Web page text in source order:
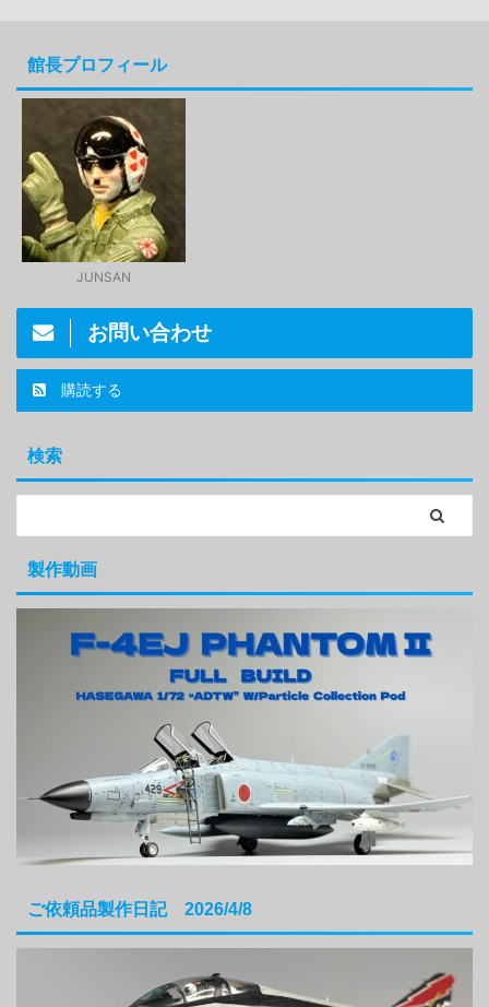
館長プロフィール
JUNSAN
お問い合わせ
購読する
検索
製作動画
ご依頼品製作日記 2026/4/8